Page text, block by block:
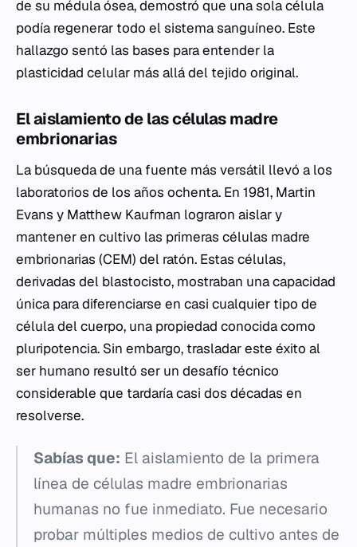
de su médula ósea, demostró que una sola célula
podía regenerar todo el sistema sanguíneo. Este
hallazgo sentó las bases para entender la
plasticidad celular más allá del tejido original.
El aislamiento de las células madre
embrionarias
La búsqueda de una fuente más versátil llevó a los
laboratorios de los años ochenta. En 1981, Martin
Evans y Matthew Kaufman lograron aislar y
mantener en cultivo las primeras células madre
embrionarias (CEM) del ratón. Estas células,
derivadas del blastocisto, mostraban una capacidad
única para diferenciarse en casi cualquier tipo de
célula del cuerpo, una propiedad conocida como
pluripotencia. Sin embargo, trasladar este éxito al
ser humano resultó ser un desafío técnico
considerable que tardaría casi dos décadas en
resolverse.
Sabías que: El aislamiento de la primera
línea de células madre embrionarias
humanas no fue inmediato. Fue necesario
probar múltiples medios de cultivo antes de